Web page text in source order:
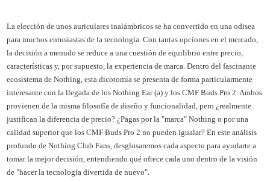
La elección de unos auriculares inalámbricos se ha convertido en una odisea
para muchos entusiastas de la tecnología. Con tantas opciones en el mercado,
la decisión a menudo se reduce a una cuestión de equilibrio entre precio,
características y, por supuesto, la experiencia de marca. Dentro del fascinante
ecosistema de Nothing, esta dicotomía se presenta de forma particularmente
interesante con la llegada de los Nothing Ear (a) y los CMF Buds Pro 2. Ambos
provienen de la misma filosofía de diseño y funcionalidad, pero ¿realmente
justifican la diferencia de precio? ¿Pagas por la "marca" Nothing o por una
calidad superior que los CMF Buds Pro 2 no pueden igualar? En este análisis
profundo de Nothing Club Fans, desglosaremos cada aspecto para ayudarte a
tomar la mejor decisión, entendiendo qué ofrece cada uno dentro de la visión
de "hacer la tecnología divertida de nuevo".